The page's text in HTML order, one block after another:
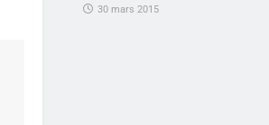
30 mars 2015